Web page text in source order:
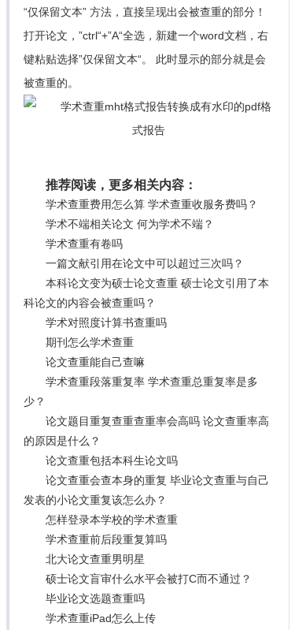
“仅保留文本” 方法，直接呈现出会被查重的部分！
打开论文，”ctrl“+”A“全选，新建一个word文档，右
键粘贴选择”仅保留文本“。 此时显示的部分就是会
被查重的。
推荐阅读，更多相关内容：
学术查重费用怎么算 学术查重收服务费吗？
学术不端相关论文 何为学术不端？
学术查重有卷吗
一篇文献引用在论文中可以超过三次吗？
本科论文变为硕士论文查重 硕士论文引用了本
科论文的内容会被查重吗？
学术对照度计算书查重吗
期刊怎么学术查重
论文查重能自己查嘛
学术查重段落重复率 学术查重总重复率是多
少？
论文题目重复查重查重率会高吗 论文查重率高
的原因是什么？
论文查重包括本科生论文吗
论文查重会查本身的重复 毕业论文查重与自己
发表的小论文重复该怎么办？
怎样登录本学校的学术查重
学术查重前后段重复算吗
北大论文查重男明星
硕士论文盲审什么水平会被打C而不通过？
毕业论文选题查重吗
学术查重iPad怎么上传